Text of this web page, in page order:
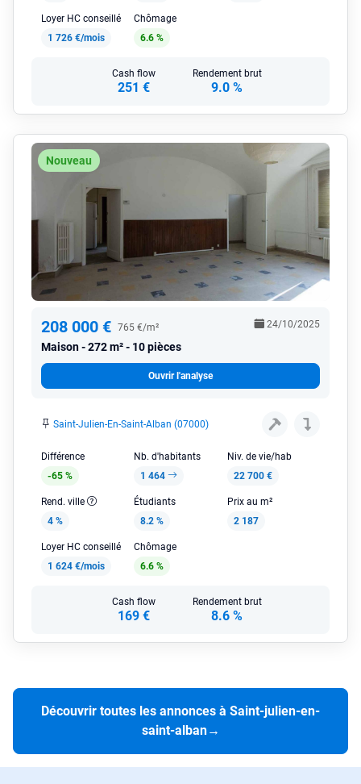
Loyer HC conseillé
1 726 €/mois
Chômage
6.6 %
Cash flow
251 €
Rendement brut
9.0 %
Nouveau
208 000 € 765 €/m²
Maison 272 m² - 10 pièces
24/10/2025
Ouvrir l'analyse
Saint-Julien-En-Saint-Alban (07000)
Différence
-65 %
Nb. d'habitants
1 464
Niv. de vie/hab
22 700 €
Rend. ville
4 %
Étudiants
8.2 %
Prix au m²
2 187
Loyer HC conseillé
1 624 €/mois
Chômage
6.6 %
Cash flow
169 €
Rendement brut
8.6 %
Découvrir toutes les annonces à Saint-julien-en-
saint-alban→